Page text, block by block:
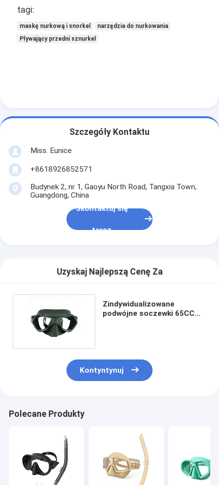
tagi:
maskę nurkową i snorkel
narzędzia do nurkowania
Pływający przedni sznurkel
Szczegóły Kontaktu
Miss. Eunice
+8618926852571
Budynek 2, nr 1, Gaoyu North Road, Tangxia Town,
Guangdong, China
Skontaktuj się
teraz
Uzyskaj Najlepszą Cenę Za
Zindywidualizowane
podwójne soczewki 65CC
Kontyntynuj
Polecane Produkty